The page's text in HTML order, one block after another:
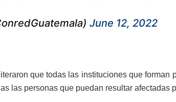
June 12, 2022
que todas las instituciones que forman
las personas que puedan resultar afectadas